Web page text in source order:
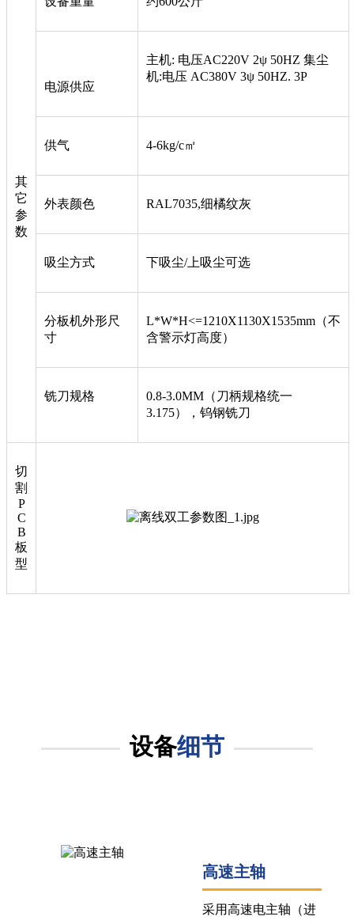
其
它
参
数
电源供应
主机: 电压AC220V 2ψ 50HZ 集尘
机:电压 AC380V 3ψ 50HZ. 3P
供气 4-6kg/c㎡
外表颜色 RAL7035,细橘纹灰
吸尘方式 下吸尘/上吸尘可选
分板机外形尺
寸
L*W*H<=1210X1130X1535mm（不
含警示灯高度）
铣刀规格
0.8-3.0MM（刀柄规格统一
3.175），钨钢铣刀
切
割
P
C
B
板
型
设备细节
高速主轴
采用高速电主轴（进